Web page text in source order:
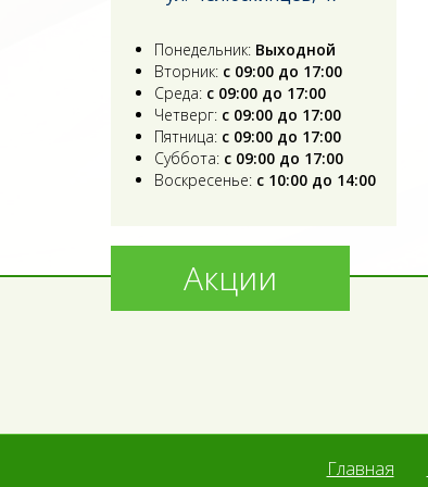
Понедельник: Выходной
Вторник: с 09:00 до 17:00
Среда: с 09:00 до 17:00
Четверг: с 09:00 до 17:00
Пятница: с 09:00 до 17:00
Суббота: с 09:00 до 17:00
Воскресенье: с 10:00 до 14:00
Акции
Главная